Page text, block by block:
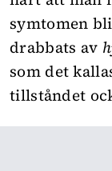
symtomen
drabbats av h
som det
tillståndet